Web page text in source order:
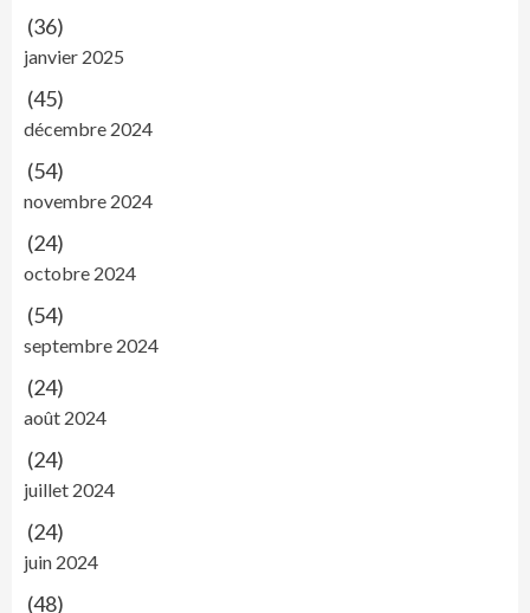
(36)
janvier 2025
(45)
décembre 2024
(54)
novembre 2024
(24)
octobre 2024
(54)
septembre 2024
(24)
août 2024
(24)
juillet 2024
(24)
juin 2024
(48)